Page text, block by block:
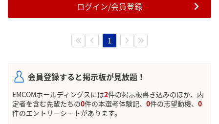
ログイン/会員登録
1
会員登録すると掲示板が見放題！
EMCOMホールディングスには2件の掲示板書き込みのほか、内
定者を含む先輩たちの0件の本選考体験記、 0件の志望動機、 0
件のエントリーシートがあります。